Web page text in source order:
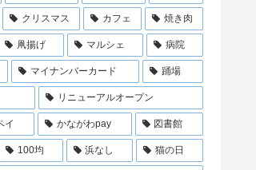
クリスマス カフェ 焼き肉
凧揚げ マルシェ 病院
マイナンバーカード 踊場
リニューアルオープン
イ かながわpay 図書館
100均 浜なし 猫の日